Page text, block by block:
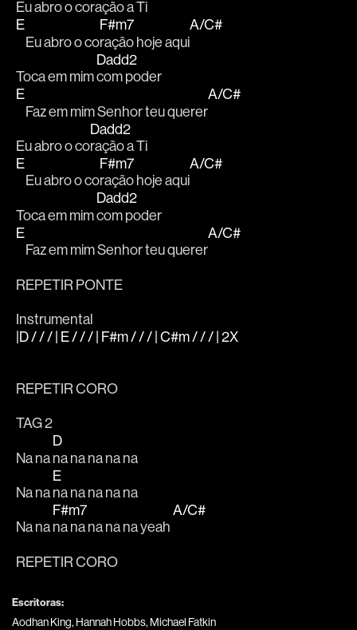
Eu abro o coração a Ti
E
    Eu abro o co
F#m7
ração hoje aqui
A/C#
Toca em mim
Dadd2
com poder
E
    Faz em mim Senhor teu querer
A/C#
Eu abro o co
Dadd2
ração a Ti
E
    Eu abro o co
F#m7
ração hoje aqui
A/C#
Toca em mim
Dadd2
com poder
E
    Faz em mim Senhor teu querer
A/C#
REPETIR PONTE
Instrumental
|D / / / | E / / / | F#m / / / | C#m / / / |2X
REPETIR CORO
TAG 2
Na na
D
na na na na na
Na na
E
na na na na na
Na na
F#m7
na na na na na yeah
A/C#
REPETIR CORO
Escritoras:
Aodhan King, Hannah Hobbs, Michael Fatkin